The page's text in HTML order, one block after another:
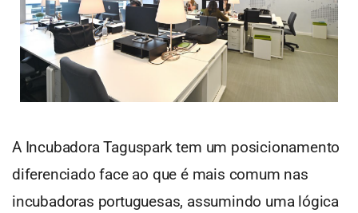
A Incubadora Taguspark tem um posicionamento
diferenciado face ao que é mais comum nas
incubadoras portuguesas, assumindo uma lógica